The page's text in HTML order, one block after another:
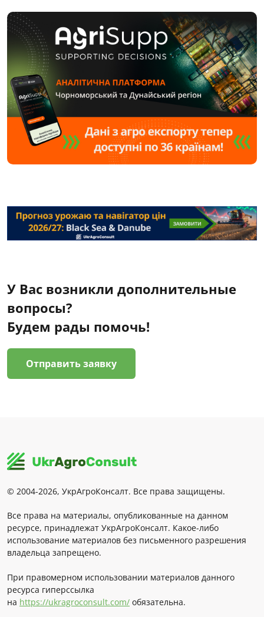
У Вас возникли дополнительные
вопросы?
Будем рады помочь!
Отправить заявку
© 2004-2026, УкрАгроКонсалт. Все права защищены.
Все права на материалы, опубликованные на данном
ресурсе, принадлежат УкрАгроКонсалт. Какое-либо
использование материалов без письменного разрешения
владельца запрещено.
При правомерном использовании материалов данного
ресурса гиперссылка
на https://ukragroconsult.com/ обязательна.